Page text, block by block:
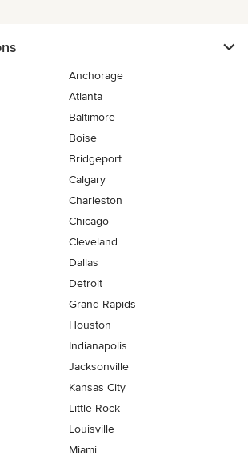
Anchorage
Atlanta
Baltimore
Boise
Bridgeport
Calgary
Charleston
Chicago
Cleveland
Dallas
Detroit
Grand Rapids
Houston
Indianapolis
Jacksonville
Kansas City
Little Rock
Louisville
Miami